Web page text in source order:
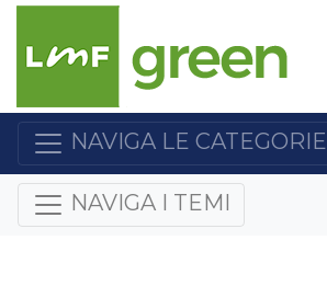
NAVIGA LE CATEGORIE
NAVIGA I TEMI